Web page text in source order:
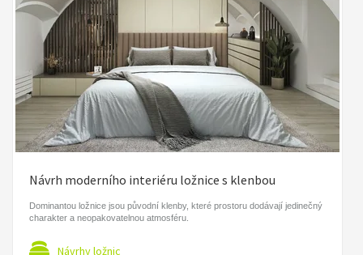
Návrh moderního interiéru ložnice s klenbou
Dominantou ložnice jsou původní klenby, které prostoru dodávají jedinečný
charakter a neopakovatelnou atmosféru.
Návrhy ložnic